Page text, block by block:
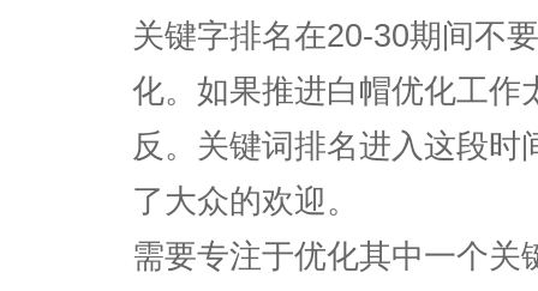
关键字排名在20-30期间不
化。如果推进白帽优化工作
反。关键词排名进入这段
了大众的欢迎。
需要专注于优化其中一个